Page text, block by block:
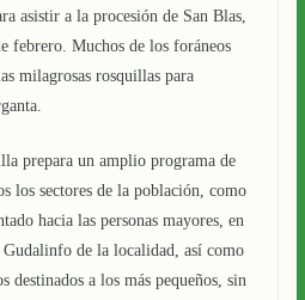
asistir a la procesión de San Blas,
febrero. Muchos de los foráneos
milagrosas rosquillas para
prepara un amplio programa de
los sectores de la población, como
hacia las personas mayores, en
de la localidad, así como
destinados a los más pequeños, sin